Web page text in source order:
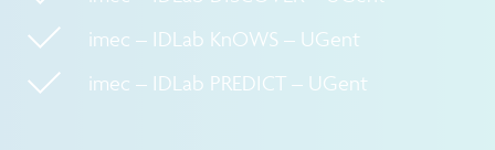
imec – IDLab KnOWS – UGent
imec – IDLab PREDICT – UGent